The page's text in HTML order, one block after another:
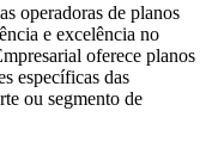
operadoras de planos
e excelência no
oferece planos
específicas das
ou segmento de